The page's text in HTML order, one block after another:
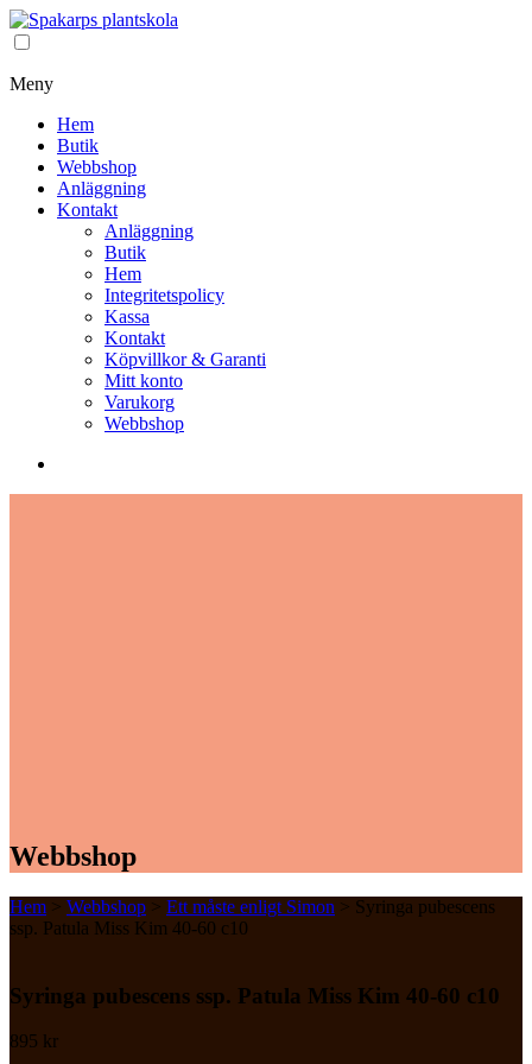
Meny
Hem
Butik
Webbshop
Anläggning
Kontakt
Anläggning
Butik
Hem
Integritetspolicy
Kassa
Kontakt
Köpvillkor & Garanti
Mitt konto
Varukorg
Webbshop
Webbshop
Hem > Webbshop > Ett måste enligt Simon > Syringa pubescens
ssp. Patula Miss Kim 40-60 c10
Syringa pubescens ssp. Patula Miss Kim 40-60 c10
895 kr